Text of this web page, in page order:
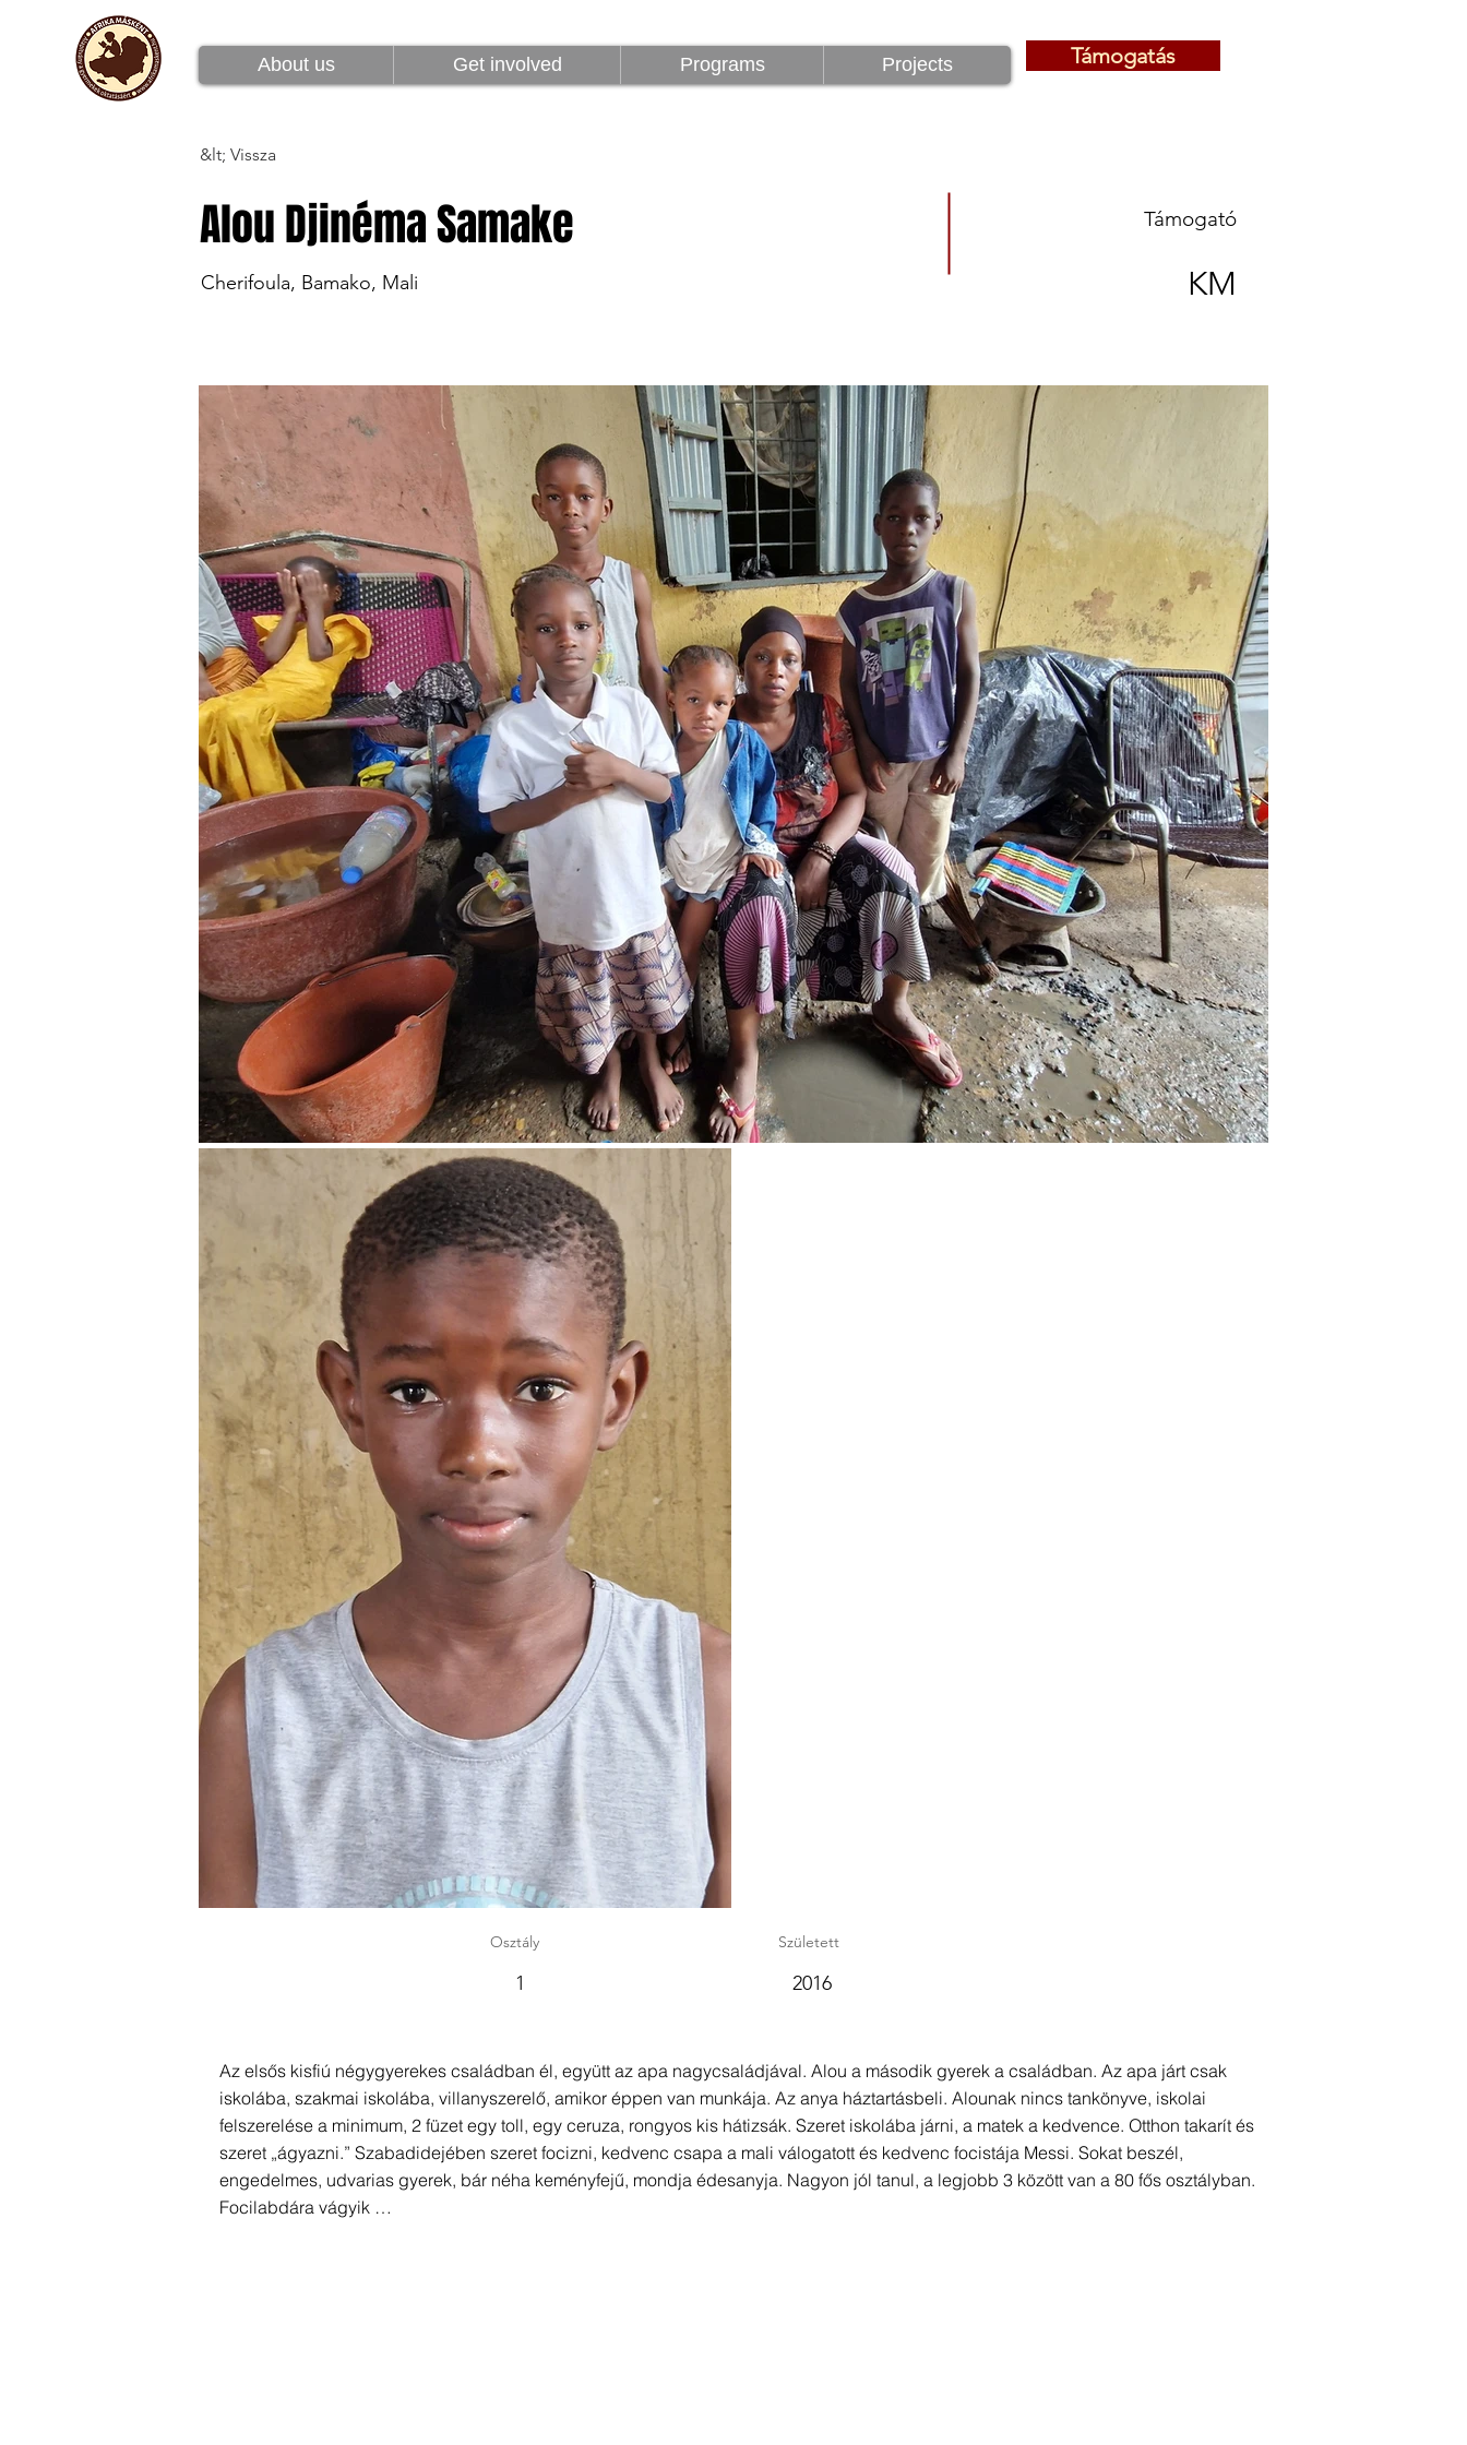
Rólunk Csatlakozz 1% Támogatás
About us Get involved Programs Projects Támogatás
&lt; Vissza
Alou Djinéma Samake
Cherifoula, Bamako, Mali
Támogató
KM
Osztály
1
Született
2016
Az elsős kisfiú négygyerekes családban él, együtt az apa nagycsaládjával. Alou a második gyerek a családban. Az apa járt csak
iskolába, szakmai iskolába, villanyszerelő, amikor éppen van munkája. Az anya háztartásbeli. Alounak nincs tankönyve, iskolai
felszerelése a minimum, 2 füzet egy toll, egy ceruza, rongyos kis hátizsák. Szeret iskolába járni, a matek a kedvence. Otthon takarít és
szeret „ágyazni.” Szabadidejében szeret focizni, kedvenc csapa a mali válogatott és kedvenc focistája Messi. Sokat beszél,
engedelmes, udvarias gyerek, bár néha keményfejű, mondja édesanyja. Nagyon jól tanul, a legjobb 3 között van a 80 fős osztályban.
Focilabdára vágyik …